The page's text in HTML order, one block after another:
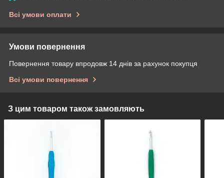
Всі умови оплати
Умови повернення
Повернення товару впродовж 14 днів за рахунок покупця
Всі умови повернення
З цим товаром також замовляють